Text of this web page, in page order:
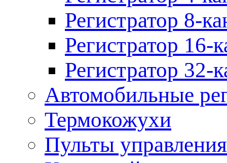
Регистратор 8-
Регистратор 16-
Регистратор 32-
Автомобильные
Термокожухи
Пульты управления